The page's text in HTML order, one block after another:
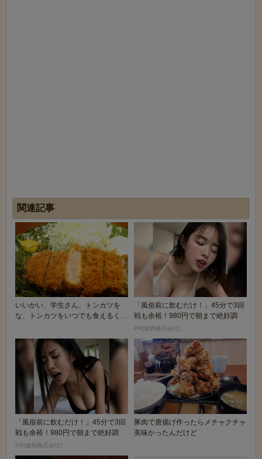
関連記事
いいかい、学生さん、トンカツを
な、トンカツをいつでも食えるくら
「風俗前に飲むだけ！」45分で3回
戦も余裕！980円で朝まで絶好調
PR(健商株式会社)
「風俗前に飲むだけ！」45分で3回
戦も余裕！980円で朝まで絶好調
PR(健商株式会社)
豚肉で唐揚げ作ったらメチャクチャ
美味かったんだけど